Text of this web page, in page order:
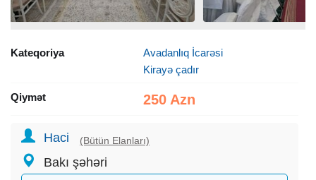
Kateqoriya
Avadanlıq İcarəsi
Kirayə çadır
Qiymət 250 Azn
Haci (Bütün Elanları)
Bakı şəhəri